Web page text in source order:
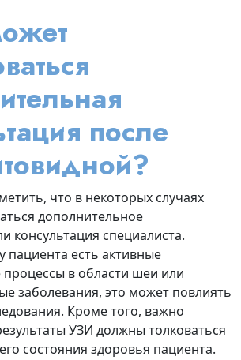
после
что в некоторых случаях
дополнительное
консультация специалиста.
пациента есть активные
в области шеи или
заболевания, это может повлиять
Кроме того, важно
УЗИ должны толковаться
состояния здоровья пациента.